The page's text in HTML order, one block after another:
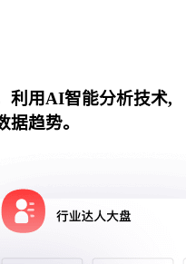
利用AI智能分析技术,
趋势。